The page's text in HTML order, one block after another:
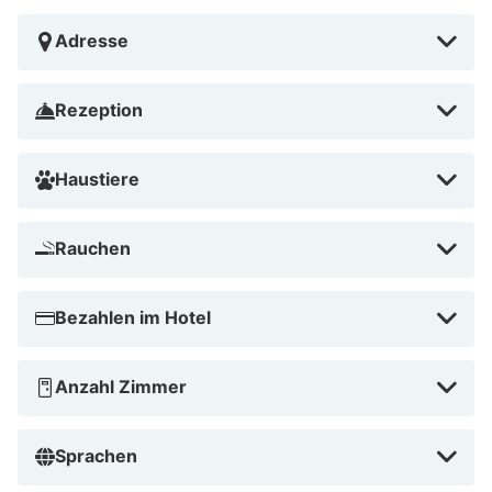
Adresse
Rezeption
Haustiere
Rauchen
Bezahlen im Hotel
Anzahl Zimmer
Sprachen